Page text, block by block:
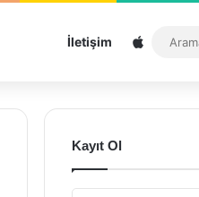
İletişim Sitemap
Kayıt Ol